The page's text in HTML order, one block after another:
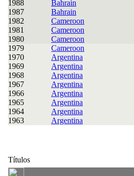
1988 Bahrain
1987
Bahrain
1982
Cameroon
1981
Cameroon
1980
Cameroon
1979
Cameroon
1970
Argentina
1969
Argentina
1968
Argentina
1967
Argentina
1966
Argentina
1965
Argentina
1964
Argentina
1963
Argentina
Títulos